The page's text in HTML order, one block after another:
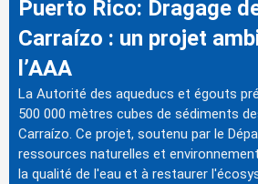
Puerto Rico: Dragage
Carraízo : un projet
l’AAA
La Autorité des aqueducs et égouts
500 000 mètres cubes de sédiments
Carraízo. Ce projet, soutenu par le
ressources naturelles et
la qualité de l'eau et à restaurer